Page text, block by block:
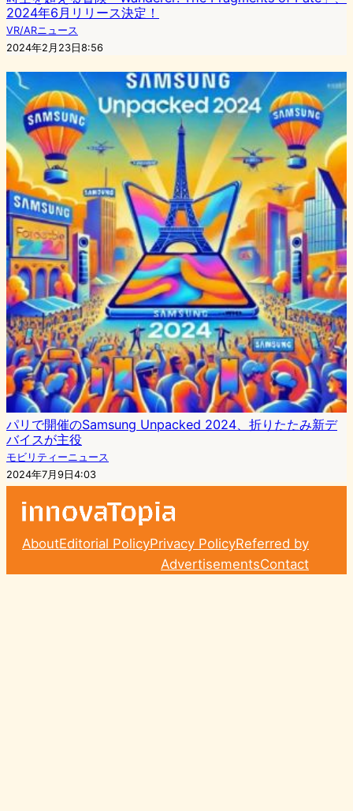
2024年6月リリース決定！
VR/ARニュース
2024年2月23日8:56
パリで開催のSamsung Unpacked 2024、折りたたみ新デ
バイスが主役
モビリティーニュース
2024年7月9日4:03
AboutEditorial PolicyPrivacy PolicyReferred by
AdvertisementsContact